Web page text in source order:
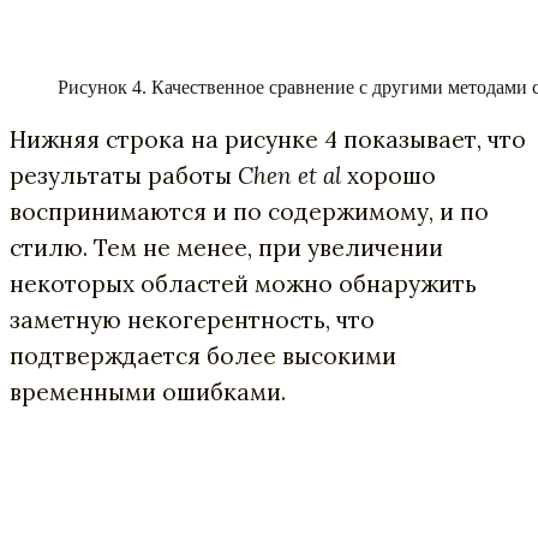
Рисунок 4. Качественное сравнение с другими методами
Нижняя строка на рисунке 4 показывает, что
результаты работы Chen et al хорошо
воспринимаются и по содержимому, и по
стилю. Тем не менее, при увеличении
некоторых областей можно обнаружить
заметную некогерентность, что
подтверждается более высокими
временными ошибками.